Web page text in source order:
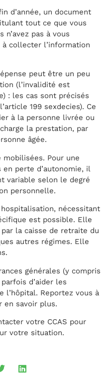
d’année, un document
tout ce que vous
n’avez pas à vous
collecter l’information
peut être un peu
(l’invalidité est
: les cas sont précisés
199 sexdecies). Ce
à la personne livrée ou
la prestation, par
âgée.
mobilisées. Pour une
perte d’autonomie, il
variable selon le degré
personnelle.
nécessitant
est possible. Elle
la caisse de retraite du
autres régimes. Elle
générales (y compris
d’aider les
l’hôpital. Reportez vous à
en savoir plus.
votre CCAS pour
votre situation.